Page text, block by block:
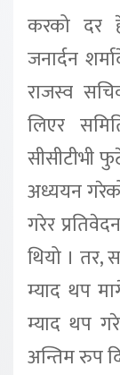
करको दर
जनार्दन
राजस्व
लिएर
सीसीटीभी
अध्ययन
गरेर
थियो । तर,
म्याद थप
म्याद थप
अन्तिम रुप